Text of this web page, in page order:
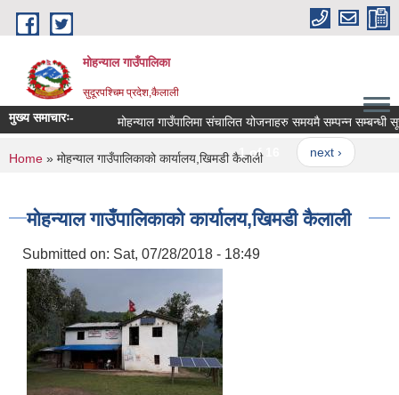
Skip to main content
मोहन्याल गाउँपालिका
सुदूरपश्चिम प्रदेश,कैलाली
मुख्य समाचारः- मोहन्याल गाउँपालिमा संचालित योजनाहरु समयमै सम्पन्न सम्बन्धी
1 of 16 next ›
You are here
Home » मोहन्याल गाउँपालिकाको कार्यालय,खिमडी कैलाली
मोहन्याल गाउँपालिकाको कार्यालय,खिमडी कैलाली
Submitted on: Sat, 07/28/2018 - 18:49